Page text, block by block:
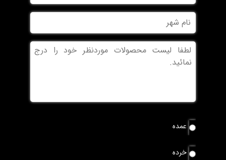
نام
شهر
بدون
عنوان
نوع
سفارش
عمده
خرده